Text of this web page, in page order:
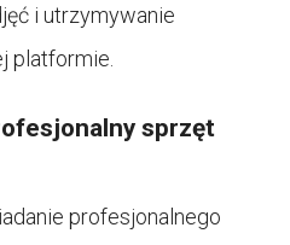
i utrzymywanie
platformie.
sprzęt
profesjonalnego